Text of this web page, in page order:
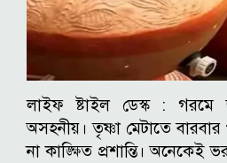
লাইফ ষ্টাইল ডেস্ক : গরমে
অসহনীয়। তৃষ্ণা মেটাতে
না কাঙ্ক্ষিত প্রশান্তি। অনেকেই